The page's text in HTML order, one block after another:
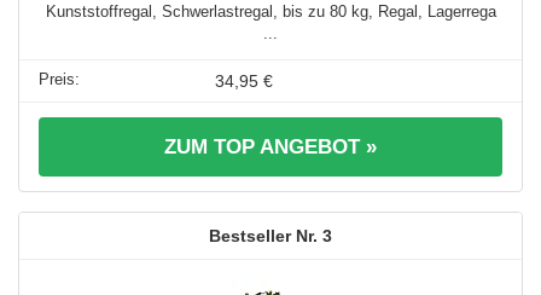
Kunststoffregal, Schwerlastregal, bis zu 80 kg, Regal, Lagerrega
34,95 €
ZUM TOP ANGEBOT »
3